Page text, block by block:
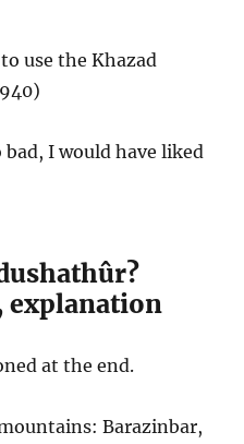
use the Khazad
I would have liked
explanation
at the end.
Barazinbar,